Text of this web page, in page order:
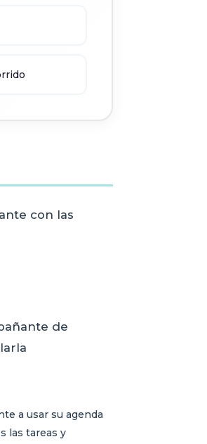
con las
de
a usar su agenda
las tareas y